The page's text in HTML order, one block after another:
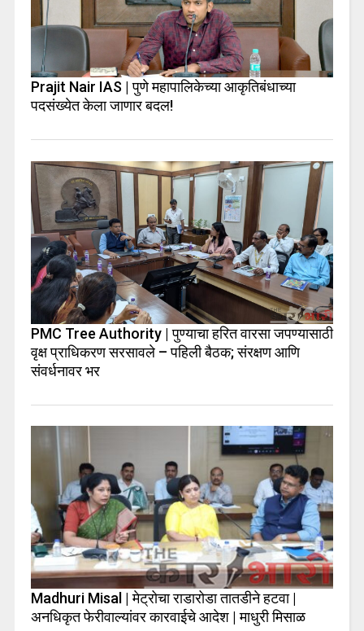
Prajit Nair IAS | पुणे महापालिकेच्या आकृतिबंधाच्या
पदसंख्येत केला जाणार बदल!
PMC Tree Authority | पुण्याचा हरित वारसा जपण्यासाठी
वृक्ष प्राधिकरण सरसावले – पहिली बैठक; संरक्षण आणि
संवर्धनावर भर
Madhuri Misal | मेट्रोचा राडारोडा तातडीने हटवा |
अनधिकृत फेरीवाल्यांवर कारवाईचे आदेश | माधुरी मिसाळ